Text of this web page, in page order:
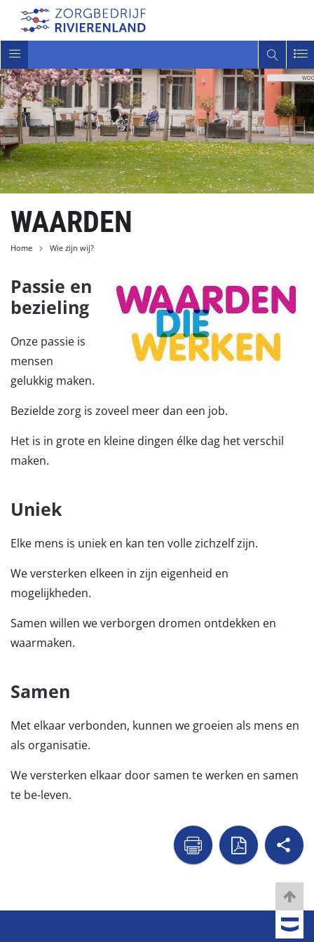
Toggle
navigatie
WAARDEN
Home Wie zijn wij?
Passie en
bezieling
Onze passie is
mensen
gelukkig maken.
Bezielde zorg is zoveel meer dan een job.
Het is in grote en kleine dingen élke dag het verschil
maken.
Uniek
Elke mens is uniek en kan ten volle zichzelf zijn.
We versterken elkeen in zijn eigenheid en
mogelijkheden.
Samen willen we verborgen dromen ontdekken en
waarmaken.
Samen
Met elkaar verbonden, kunnen we groeien als mens en
als organisatie.
We versterken elkaar door samen te werken en samen
te be-leven.
